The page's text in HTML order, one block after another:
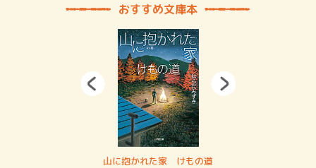
おすすめ文庫本
山に抱かれた家 けもの道